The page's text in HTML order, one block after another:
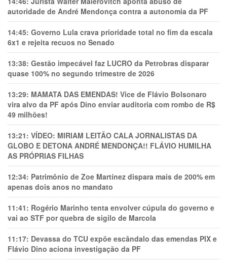
autoridade de André Mendonça contra a autonomia da PF
14:45: Governo Lula crava prioridade total no fim da escala
6x1 e rejeita recuos no Senado
13:38: Gestão impecável faz LUCRO da Petrobras disparar
quase 100% no segundo trimestre de 2026
13:29: MAMATA DAS EMENDAS! Vice de Flávio Bolsonaro
vira alvo da PF após Dino enviar auditoria com rombo de R$
49 milhões!
13:21: VÍDEO: MIRIAM LEITÃO CALA JORNALISTAS DA
GLOBO E DETONA ANDRÉ MENDONÇA!! FLÁVIO HUMILHA
AS PRÓPRIAS FILHAS
12:34: Patrimônio de Zoe Martínez dispara mais de 200% em
apenas dois anos no mandato
11:41: Rogério Marinho tenta envolver cúpula do governo e
vai ao STF por quebra de sigilo de Marcola
11:17: Devassa do TCU expõe escândalo das emendas PIX e
Flávio Dino aciona investigação da PF